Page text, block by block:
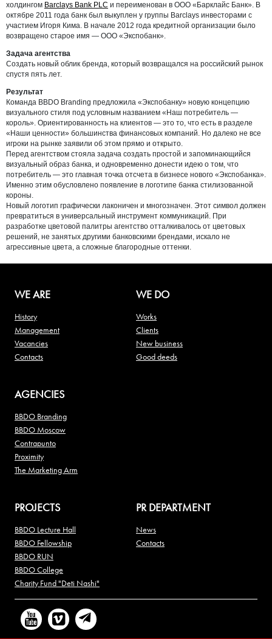
холдингом Barclays Bank PLC и переименован в ООО «Барклайс Банк». В
октябре 2011 года банк был выкуплен у группы Barclays инвесторами с
участием Игоря Кима. В начале 2012 года кредитной организации было
возвращено старое имя — ООО «Экспобанк».
Задача агентства
Создать новый облик бренда, который возвращался на российский рынок
спустя пять лет.
Результат
Команда BBDO Branding предложила «Экспобанку» новую концепцию
визуального стиля под условным названием «Наш потребитель —
король». Ориентированность на клиентов — это то, что есть в разделе
«Наши ценности» большинства финансовых компаний. Но далеко не все
игроки на рынке заявили об этом прямо и открыто.
Перед агентством стояла задача создать простой и запоминающийся
визуальный образ банка, и одновременно донести идею о том, что
потребитель — это главная точка отсчета в бизнесе нового «Экспобанка».
Именно этим обусловлено появление в логотипе банка стилизованной
короны.
Новый логотип графически лаконичен и многозначен. Этот символ должен
превратиться в универсальный инструмент коммуникаций. При
разработке цветовой палитры агентство отталкивалось от цветовых
решений, не занятых другими банковскими брендами, искало не
агрессивные цвета, а сложные благородные оттенки.
WE ARE
History
Management
Vacancies
Contacts
WE DO
Works
Clients
New business
Good deeds
AGENCIES
BBDO Branding
BBDO Moscow
Contrapunto
Proximity
The Marketing Arm
PROJECTS
BBDO Lecture Hall
BBDO Fellowship
BBDO RUN
BBDO College
Charity Fund "Deti Nashi"
PR DEPARTMENT
News
Contacts